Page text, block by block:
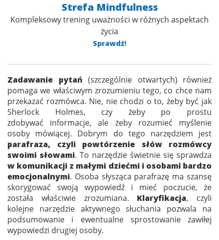
Strefa Mindfulness
Kompleksowy trening uważności w różnych aspektach
życia
Sprawdź!
Zadawanie pytań (szczególnie otwartych) również
pomaga we właściwym zrozumieniu tego, co chce nam
przekazać rozmówca. Nie, nie chodzi o to, żeby być jak
Sherlock Holmes, czy żeby po prostu
zdobywać informacje, ale żeby rozumieć myślenie
osoby mówiącej. Dobrym do tego narzędziem jest
parafraza, czyli powtórzenie słów rozmówcy
swoimi słowami. To narzędzie świetnie się sprawdza
w komunikacji z małymi dziećmi i osobami bardzo
emocjonalnymi. Osoba słysząca parafrazę ma szansę
skorygować swoją wypowiedź i mieć poczucie, że
została właściwie zrozumiana. Klaryfikacja, czyli
kolejne narzędzie aktywnego słuchania pozwala na
podsumowanie i ewentualne sprostowanie zawiłej
wypowiedzi drugiej osoby.